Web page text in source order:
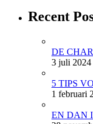
Recent
DE
3 juli 2024
5 TIPS
1 februari
EN DAN